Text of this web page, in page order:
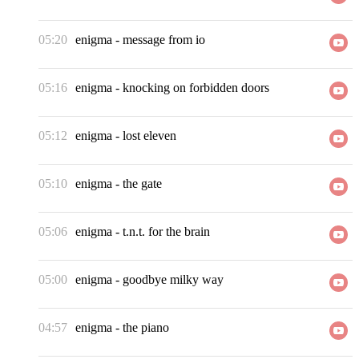
05:20 enigma - message from io
05:16 enigma - knocking on forbidden doors
05:12 enigma - lost eleven
05:10 enigma - the gate
05:06 enigma - t.n.t. for the brain
05:00 enigma - goodbye milky way
04:57 enigma - the piano